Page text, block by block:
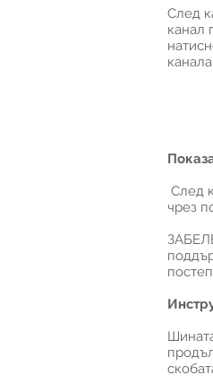
След
канал
канала.
След
чрез